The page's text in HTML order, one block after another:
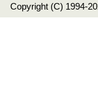
Copyright (C) 1994-